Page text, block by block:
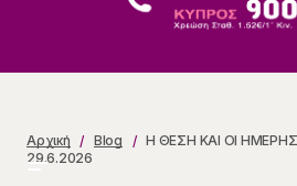
Αρχική Blog
Η ΘΕΣΗ ΚΑΙ ΟΙ
29.6.2026